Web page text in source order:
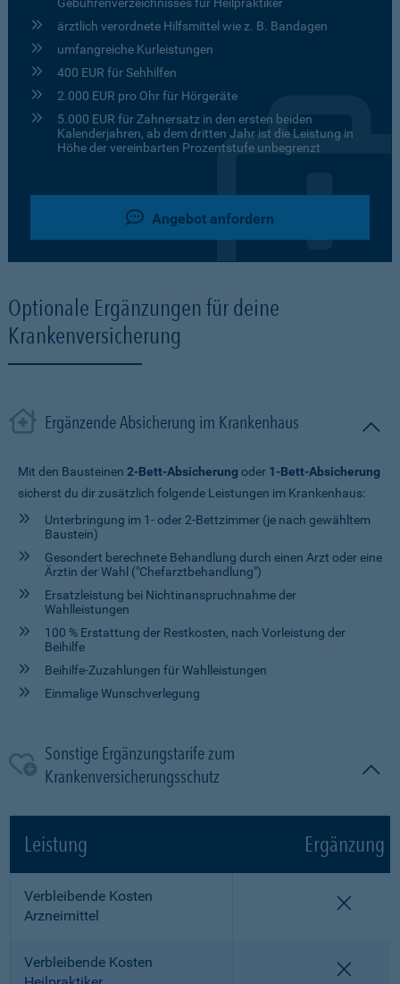
ärztlich verordnete Hilfsmittel wie z. B. Bandagen
umfangreiche Kurleistungen
400 EUR für Sehhilfen
2.000 EUR pro Ohr für Hörgeräte
5.000 EUR für Zahnersatz in den ersten beiden
Kalenderjahren, ab dem dritten Jahr ist die Leistung in
Höhe der vereinbarten Prozentstufe unbegrenzt
Angebot anfordern
Optionale Ergänzungen für deine
Krankenversicherung
Ergänzende Absicherung im Krankenhaus
Mit den Bausteinen 2-Bett-Absicherung oder 1-Bett-Absicherung
sicherst du dir zusätzlich folgende Leistungen im Krankenhaus:
Unterbringung im 1- oder 2-Bettzimmer (je nach gewähltem
Baustein)
Gesondert berechnete Behandlung durch einen Arzt oder eine
Ärztin der Wahl ("Chefarztbehandlung")
Ersatzleistung bei Nichtinanspruchnahme der
Wahlleistungen
100 % Erstattung der Restkosten, nach Vorleistung der
Beihilfe
Beihilfe-Zuzahlungen für Wahlleistungen
Einmalige Wunschverlegung
Sonstige Ergänzungstarife zum
Krankenversicherungsschutz
Leistung Ergänzung
Verbleibende Kosten
Arzneimittel
Verbleibende Kosten